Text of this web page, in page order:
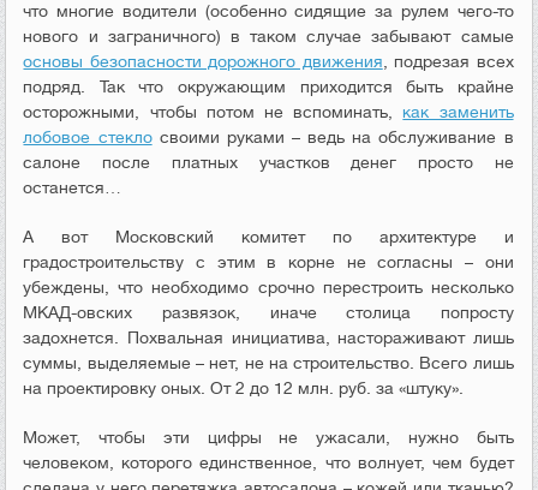
что многие водители (особенно сидящие за рулем чего-то
нового и заграничного) в таком случае забывают самые
основы безопасности дорожного движения , подрезая всех
подряд. Так что окружающим приходится быть крайне
осторожными, чтобы потом не вспоминать, как заменить
лобовое стеклосвоими руками – ведь на обслуживание в
салоне после платных участков денег просто не
останется…
А вот Московский комитет по архитектуре и
градостроительству с этим в корне не согласны – они
убеждены, что необходимо срочно перестроить несколько
МКАД-овских развязок, иначе столица попросту
задохнется. Похвальная инициатива, настораживают лишь
суммы, выделяемые – нет, не на строительство. Всего лишь
на проектировку оных. От 2 до 12 млн. руб. за «штуку».
Может, чтобы эти цифры не ужасали, нужно быть
человеком, которого единственное, что волнует, чем будет